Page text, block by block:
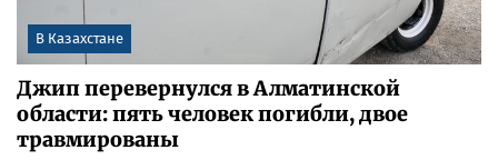
В Казахстане
Джип перевернулся в Алматинской
области: пять человек погибли, двое
травмированы